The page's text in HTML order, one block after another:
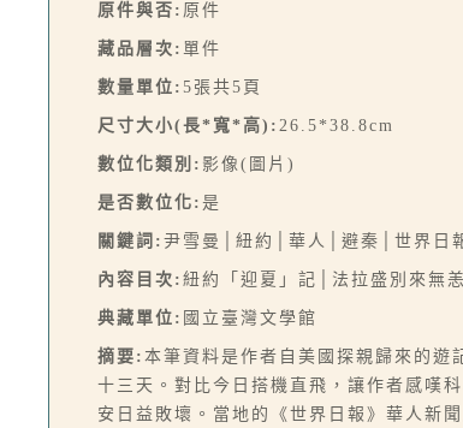
原件與否: 原件
藏品層次: 單件
數量單位: 5張共5頁
尺寸大小(長*寬*高): 26.5*38.8cm
數位化類別: 影像(圖片)
是否數位化: 是
關鍵詞: 尹雪曼│紐約│華人│避秦│世界日
內容目次: 紐約「迎夏」記│法拉盛別來無
典藏單位: 國立臺灣文學館
摘要: 本筆資料是作者自美國探親歸來的遊
十三天。對比今日搭機直飛，讓作者感嘆
安日益敗壞。當地的《世界日報》華人新